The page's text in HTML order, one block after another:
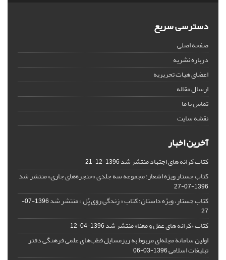
دسترسی سریع
صفحه اصلی
درباره نشریه
اعضای هیات تحریریه
ارسال مقاله
تماس با ما
نقشه سایت
آخرین اخبار
کتاب کرانه های اجتهاد منتشر شد1396-12-21
کتاب جستار ویژه اشعار؛ مجموعه سه جلدی «حنجره‌های جاری» منتشر شد
1396-07-27
کتاب جستار، ویژه داستان؛ کتاب « زندگی روی پُل » منتشر شد
1396-07-
27
کتاب «کرانه های عقل و معنا» منتشر شد1396-04-12
اولین سامانة مجله‌ای مربوط به ریزمسایل‌ قطب‌های علمی فرهنگی دفتر
تبلیغات اسلامی1396-03-06